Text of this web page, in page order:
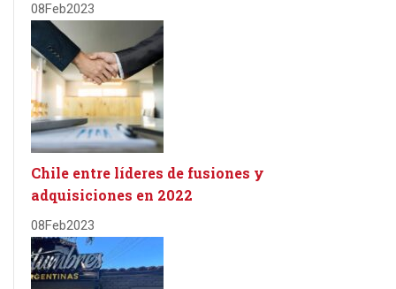
08Feb2023
Chile entre líderes de fusiones y
adquisiciones en 2022
08Feb2023